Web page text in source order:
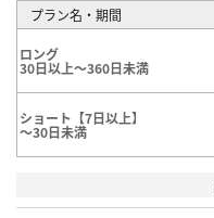
プラン名・期間
ロング
30日以上～360日未満
ショート【7日以上】
～30日未満